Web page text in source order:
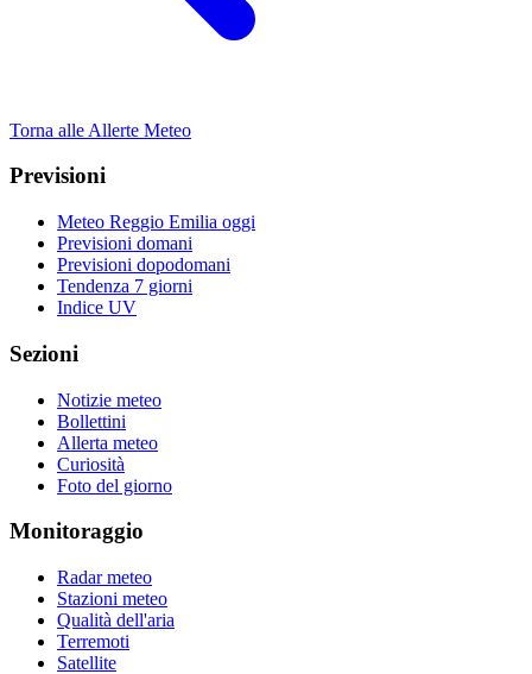
Torna alle Allerte Meteo
Previsioni
Meteo Reggio Emilia oggi
Previsioni domani
Previsioni dopodomani
Tendenza 7 giorni
Indice UV
Sezioni
Notizie meteo
Bollettini
Allerta meteo
Curiosità
Foto del giorno
Monitoraggio
Radar meteo
Stazioni meteo
Qualità dell'aria
Terremoti
Satellite